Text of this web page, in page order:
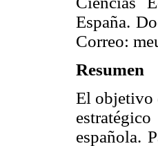
España.
Correo:
Resumen
El objetivo
española.